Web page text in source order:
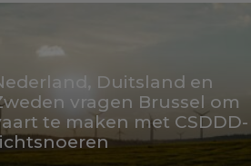
Duitsland en
vragen Brussel om
te maken met CSDDD-